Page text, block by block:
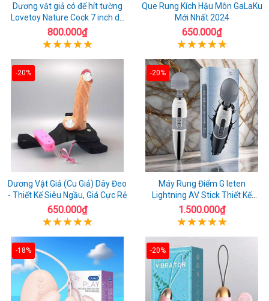
Dương vật giả có đế hít tường
Lovetoy Nature Cock 7 inch da
đen
800.000₫
Que Rung Kích Hậu Môn GaLaKu
Mới Nhất 2024
650.000₫
-20%
Dương Vật Giả (Cu Giả) Dây Đeo
- Thiết Kế Siêu Ngầu, Giá Cực Rẻ
650.000₫
-20%
Máy Rung Điểm G leten
Lightning AV Stick Thiết Kế
Thông Minh
1.500.000₫
-18% -20%